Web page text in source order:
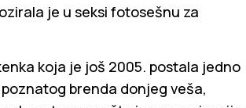
je u seksi fotosešnu za
koja je još 2005. postala jedno
brenda donjeg veša,